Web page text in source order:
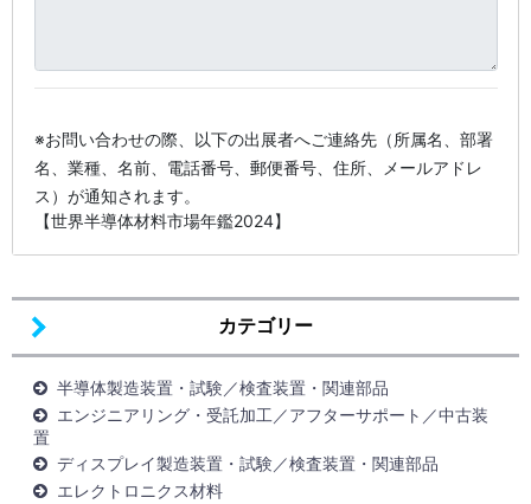
カテゴリー
半導体製造装置・試験／検査装置・関連部品
エンジニアリング・受託加工／アフターサポート／中古装
置
ディスプレイ製造装置・試験／検査装置・関連部品
エレクトロニクス材料
※お問い合わせの際、以下の出展者へご連絡先（所属名、部署
名、業種、名前、電話番号、郵便番号、住所、メールアドレ
ス）が通知されます。
【世界半導体材料市場年鑑2024】